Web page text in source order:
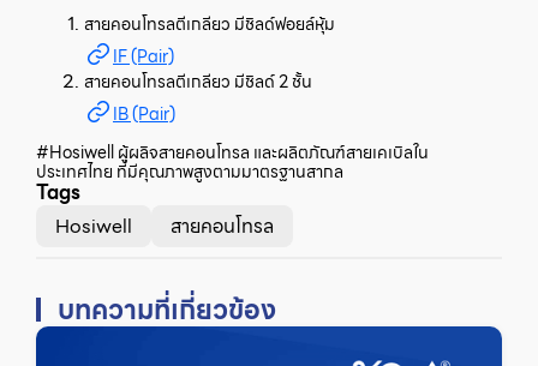
สายคอนโทรลตีเกลียว มีชิลด์ฟอยล์หุ้ม
IF (Pair)
สายคอนโทรลตีเกลียว มีชิลด์ 2 ชั้น
IB (Pair)
#Hosiwell ผู้ผลิจสายคอนโทรล และผลิตภัณฑ์สายเคเบิลใน
ประเทศไทย ที่มีคุณภาพสูงตามมาตรฐานสากล
Tags
Hosiwell
สายคอนโทรล
บทความที่เกี่ยวข้อง